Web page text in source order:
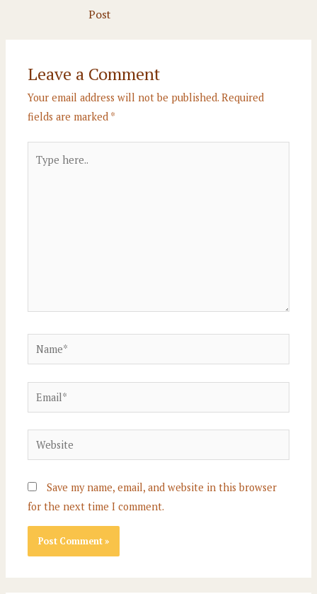
Post
Leave a Comment
Your email address will not be published. Required
fields are marked *
here..
Name*
Email*
Website
Save my name, email, and website in this browser
for the next time I comment.